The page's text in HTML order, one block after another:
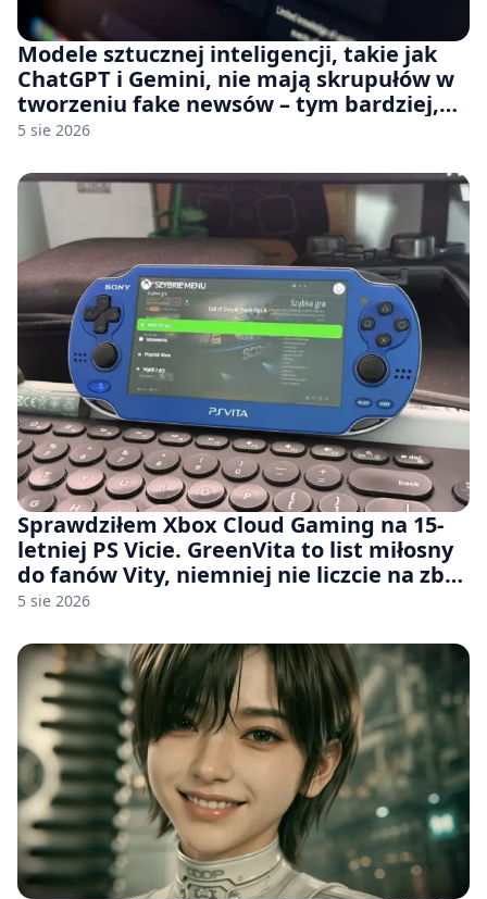
Modele sztucznej inteligencji, takie jak
ChatGPT i Gemini, nie mają skrupułów w
tworzeniu fake newsów – tym bardziej,
jeśli rozmawiasz z nimi po polsku
5 sie 2026
Sprawdziłem Xbox Cloud Gaming na 15-
letniej PS Vicie. GreenVita to list miłosny
do fanów Vity, niemniej nie liczcie na zbyt
wiele [FELIETON]
5 sie 2026